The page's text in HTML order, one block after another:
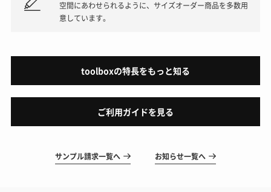
空間にあわせられるように、サイズオーダー商品を多数用
意しています。
toolboxの特長をもっと知る
ご利用ガイドを見る
サンプル請求一覧へ お知らせ一覧へ